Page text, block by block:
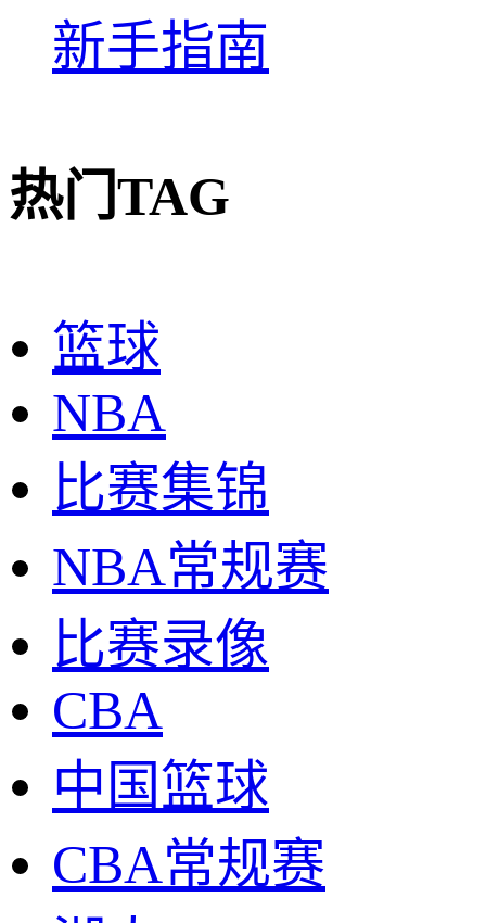
新手指南
热门TAG
篮球
NBA
比赛集锦
NBA常规赛
比赛录像
CBA
中国篮球
CBA常规赛